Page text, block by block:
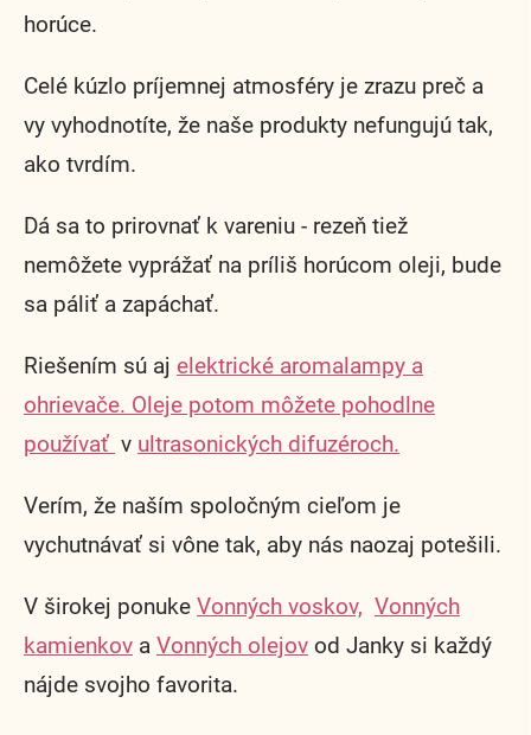
horúce.
Celé kúzlo príjemnej atmosféry je zrazu preč a
vy vyhodnotíte, že naše produkty nefungujú tak,
ako tvrdím.
Dá sa to prirovnať k vareniu - rezeň tiež
nemôžete vyprážať na príliš horúcom oleji, bude
sa páliť a zapáchať.
Riešením sú aj elektrické aromalampy a
ohrievače. Oleje potom môžete pohodlne
používať v ultrasonických difuzéroch.
Verím, že naším spoločným cieľom je
vychutnávať si vône tak, aby nás naozaj potešili.
V širokej ponuke Vonných voskov, Vonných
kamienkov a Vonných olejov od Janky si každý
nájde svojho favorita.